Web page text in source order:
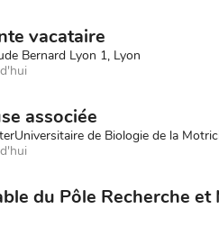
vacataire
Bernard Lyon 1, Lyon
associée
de Biologie de la
du Pôle Recherche et